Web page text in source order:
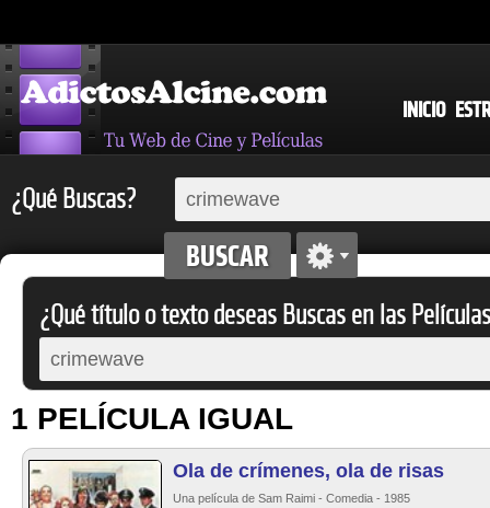
INICIO
¿Qué Buscas?
¿Qué título o texto deseas Buscas en las
1 PELÍCULA IGUAL
Ola de crímenes, ola de risas
Una película de Sam Raimi - Comedia - 1985